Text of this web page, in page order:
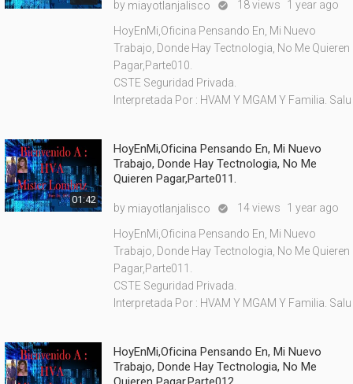
by miayotlanjalisco  18 views 1 year ago
HoyEnMi,Oficina Pensando En, Mi Nuevo
Trabajo, Donde Hay Tectnologia, No Me Quieren
Pagar,Parte010.
CSTE Seguridad Privada.
Interpretada Por : HVAM Y MGAM Y Familia. Salu
01:42
HoyEnMi,Oficina Pensando En, Mi Nuevo
Trabajo, Donde Hay Tectnologia, No Me
Quieren Pagar,Parte011.
by miayotlanjalisco  14 views 1 year ago
HoyEnMi,Oficina Pensando En, Mi Nuevo
Trabajo, Donde Hay Tectnologia, No Me Quieren
Pagar,Parte011.
CSTE Seguridad Privada.
Interpretada Por : HVAM Y MGAM Y Familia. Salu
HoyEnMi,Oficina Pensando En, Mi Nuevo
Trabajo, Donde Hay Tectnologia, No Me